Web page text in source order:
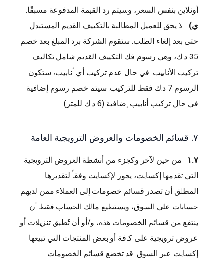
أونلاين بنفس السعر، وسيتم رد القيمة المدفوعة مسبقًا.
ي)
لا يحق للعميل المطالبة بالتكييف القديم المستبدل
حتى بعد إلغاء الطلب. ستقوم الشركة برد المبلغ بعد خصم
35 د.ك، وهي رسوم فك التكييف القديم شامل تكاليف
تركيب الأنابيب. في حال عدم تركيب أي أنابيب، ستكون
الرسوم 7 د.ك فقط للتركيب. سيتم خصم رسوم إضافية
في حال تركيب أنابيب إضافية (6 د.ك للمتر).
٧. قسائم الخصومات والعروض الترويجية العامة
١.٧
من حين لآخر وكجزء من أنشطة العروض الترويجية
التي تقدمها إكسايت، يجوز لإكسايت وفقاً لتقديرها
المطلق أن تصدر قسائم خصومات إلى العملاء ممن لديهم
حسابات على السوق، ويستطيع مالك الحساب فقط أن
ينتفع من قسائم الخصومات هذه، و/أو أن تُطبق تنزيلات أو
عروض ترويجية على كافة أو بعض المنتجات التي تبيعها
إكسايت عبر السوق. قد تخضع قسائم الخصومات